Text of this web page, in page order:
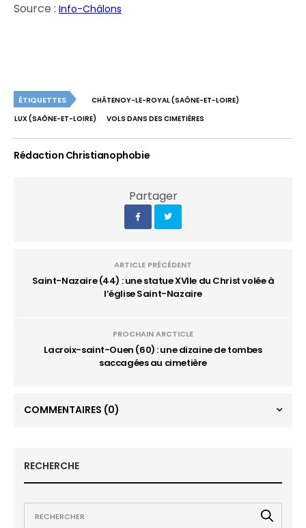
Source :Info-Châlons
ÉTIQUETTES
CHÂTENOY-LE-ROYAL (SAÔNE-ET-LOIRE)
LUX (SAÔNE-ET-LOIRE)
VOLS DANS DES CIMETIÈRES
Rédaction Christianophobie
Partager
ARTICLE PRÉCÉDENT
Saint-Nazaire (44) : une statue XVIIe du Christ volée à
l’église Saint-Nazaire
PROCHAIN ARCTICLE
Lacroix-saint-Ouen (60) : une dizaine de tombes
saccagées au cimetière
COMMENTAIRES (0)
RECHERCHE